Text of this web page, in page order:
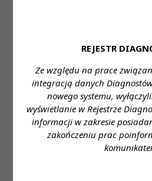
REJESTR
Ze względu na prace
integracją danych
nowego systemu,
wyświetlanie w Rejestrze
informacji w zakresie
zakończeniu prac
formularza:
https://system.erecruiter.pl/
Miejsce zatrudnienia:
Wymagane wykształcenie: